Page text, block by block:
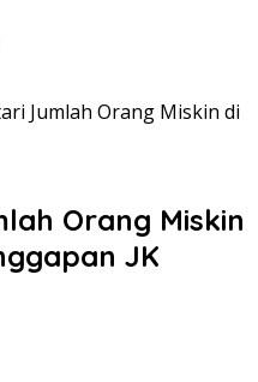
Jumlah Orang Miskin di
Orang Miskin
JK